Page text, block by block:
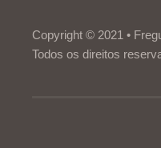
Copyright © 2021 •
Todos os direitos